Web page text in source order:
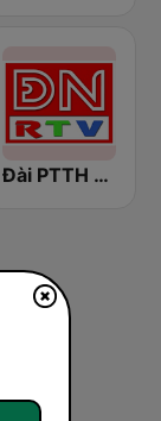
Đài PTTH Đồng Nai